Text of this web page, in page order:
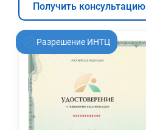
Получить консультацию
Разрешение ИНТЦ